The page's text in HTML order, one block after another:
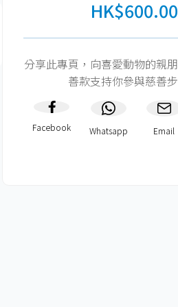
HK$600.00
分享此專頁，向喜愛動物的親
善款支持你參與慈善
Facebook Whatsapp Email